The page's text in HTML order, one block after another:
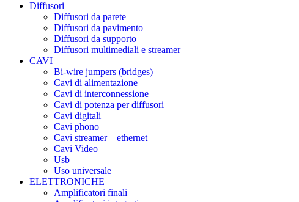
Diffusori
Diffusori da parete
Diffusori da pavimento
Diffusori da supporto
Diffusori multimediali e streamer
CAVI
Bi-wire jumpers (bridges)
Cavi di alimentazione
Cavi di interconnessione
Cavi di potenza per diffusori
Cavi digitali
Cavi phono
Cavi streamer – ethernet
Cavi Video
Usb
Uso universale
ELETTRONICHE
Amplificatori finali